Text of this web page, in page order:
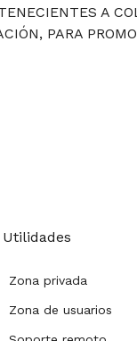
A
PARA
Utilidades
Zona privada
Zona de usuarios